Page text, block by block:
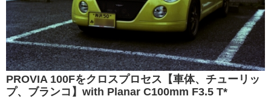
PROVIA 100Fをクロスプロセス【車体、チューリッ
プ、ブランコ】with Planar C100mm F3.5 T*